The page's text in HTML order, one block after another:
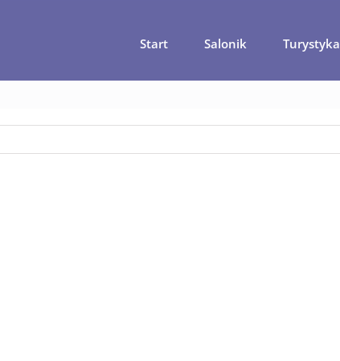
Start Salonik Turystyka
M jak magiczna Madera. I mokra… ale i tak najpiękniejsza